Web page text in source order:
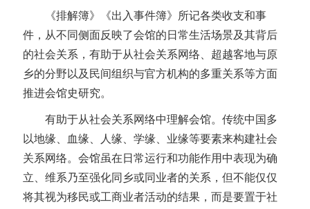
《排解簿》《出入事件簿》所记各类收支和事
件，从不同侧面反映了会馆的日常生活场景及其背后
的社会关系，有助于从社会关系网络、超越客地与原
乡的分野以及民间组织与官方机构的多重关系等方面
推进会馆史研究。
有助于从社会关系网络中理解会馆。传统中国多
以地缘、血缘、人缘、学缘、业缘等要素来构建社会
关系网络。会馆虽在日常运行和功能作用中表现为确
立、维系乃至强化同乡或同业者的关系，但不能仅仅
将其视为移民或工商业者活动的结果，而是要置于社